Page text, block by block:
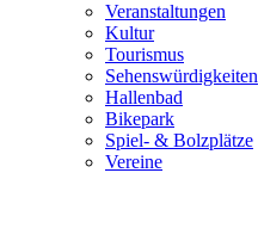
Veranstaltungen
Kultur
Tourismus
Sehenswürdigkeiten
Hallenbad
Bikepark
Spiel- & Bolzplätze
Vereine